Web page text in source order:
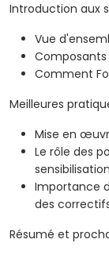
Introduction aux
Vue
Composants
Comment
Meilleures
Mise en
Le rôle des
sensibilisation
Importance
des
Résumé et